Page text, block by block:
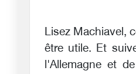
Lisez Machiavel,
être utile. Et
l'Allemagne et